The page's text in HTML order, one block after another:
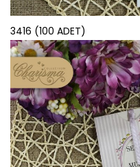
3416 (100 ADET)